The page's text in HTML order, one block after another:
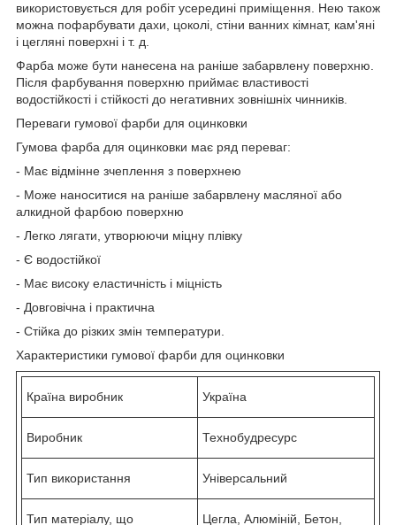
використовується для робіт усередині приміщення. Нею також
можна пофарбувати дахи, цоколі, стіни ванних кімнат, кам'яні
і цегляні поверхні і т. д.
Фарба може бути нанесена на раніше забарвлену поверхню.
Після фарбування поверхню приймає властивості
водостійкості і стійкості до негативних зовнішніх чинників.
Переваги гумової фарби для оцинковки
Гумова фарба для оцинковки має ряд переваг:
- Має відмінне зчеплення з поверхнею
- Може наноситися на раніше забарвлену масляної або
алкидной фарбою поверхню
- Легко лягати, утворюючи міцну плівку
- Є водостійкої
- Має високу еластичність і міцність
- Довговічна і практична
- Стійка до різких змін температури.
Характеристики гумової фарби для оцинковки
Країна виробник Україна
Виробник Технобудресурс
Тип використання Універсальний
Тип матеріалу, що
Цегла, Алюміній, Бетон,